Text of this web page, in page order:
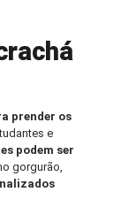
prender os
e
podem ser
gorgurão,